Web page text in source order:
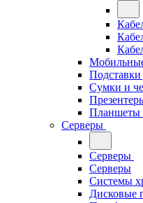
Подставки
Сумки и
Планшеты
Серверы
Серверы
Серверы
Системы
Дисковые